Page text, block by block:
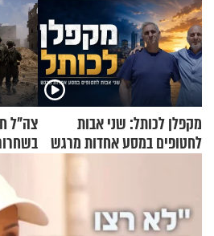
מקפלן לכותל: שני אבות
לחטופים במסע אחדות מרגש
צה"ל